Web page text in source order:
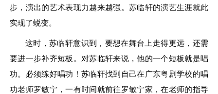
步，演出的艺术表现力越来越强。苏临轩的演艺生涯就此
实现了蜕变。
这时，苏临轩意识到，要想在舞台上走得更远，还需
要进一步补齐短板。对苏临轩来说，他的一个短板就是唱
功。必须练好唱功！苏临轩找到自己在广东粤剧学校的唱
功老师罗敏宁，一有时间就前往罗敏宁家，在老师的指导